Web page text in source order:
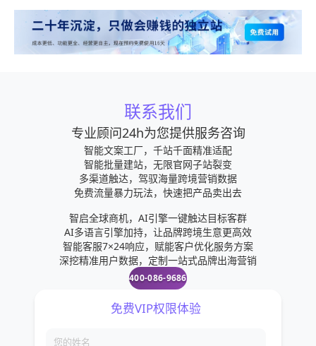
(Facebook、Instagram等)+独立站社交媒体拥有巨大的流
量，我们可以在上面比较快速找到潜在的客户群体，如果前
期资金不支持的话，我们就可以治运营内容，通过内容来吸
引客户，如果资金允许的话，就可以直接投放广告来找到我
跃时发布-使用#hashtags3.独立站博客博客意味着你的网站
多了一个索引页面，这意味着你有更多出现在搜索结果中的
机会。用户访问网站是因为他们找到了他们感兴趣的东西。
尽管听起来很简单，但大多数卖家都忘记了一个简单的事
实，即没有参与的访问者对号召性用语做出积极响应的可能
性要小得多。定期创建内容还会通知你的搜索引擎你的网站
处于活跃状态，因此，获得更高排名的机会自然增加，从而
带来越来越多的自然流量。以下是我们为什么要做博客的原
因：-博客有助于客户找到我们的网站-博客很容易分享-博客
是长期存在的-只要它们存在，您就可以获得流量并产生潜在
客户博客为您的公司提供发言权并为您的网站增加价值-博客
是插入和推广您的产品和服务的好方法
联系我们
专业顾问24h为您提供服务咨询
智能文案工厂，千站千面精准适配
智能批量建站，无限官网子站裂变
多渠道触达，驾驭海量跨境营销数据
免费流量暴力玩法，快速把产品卖出去
智启全球商机，AI引擎一键触达目标客群
AI多语言引擎加持，让品牌跨境生意更高效
智能客服7×24响应，赋能客户优化服务方案
深挖精准用户数据，定制一站式品牌出海营销
400-086-9686